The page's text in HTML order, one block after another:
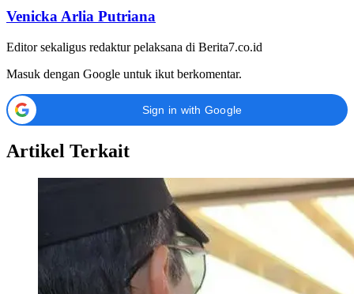
Venicka Arlia Putriana
Editor sekaligus redaktur pelaksana di Berita7.co.id
Masuk dengan Google untuk ikut berkomentar.
Sign in with Google
Artikel Terkait